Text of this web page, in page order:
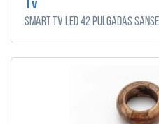
Smart TV Led 42 Pulgadas